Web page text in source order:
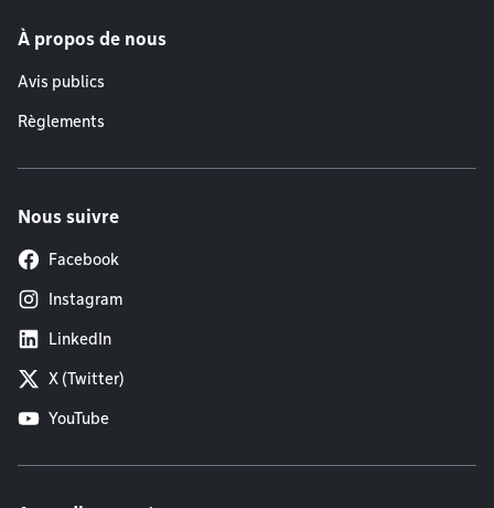
À propos de nous
Avis publics
Règlements
Nous suivre
Facebook
Instagram
LinkedIn
X (Twitter)
YouTube